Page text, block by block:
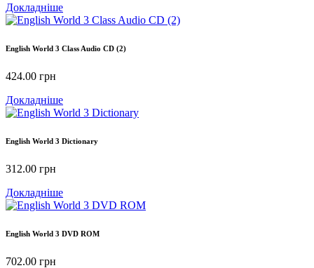
Докладніше
English World 3 Class Audio CD (2)
424.00 грн
Докладніше
English World 3 Dictionary
312.00 грн
Докладніше
English World 3 DVD ROM
702.00 грн